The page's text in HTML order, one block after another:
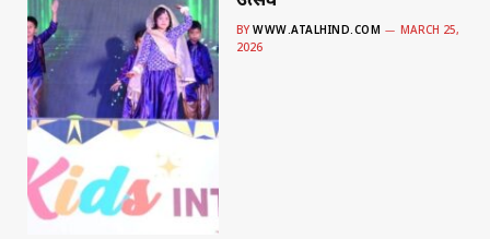
BY WWW.ATALHIND.COM
MARCH 25,
2026